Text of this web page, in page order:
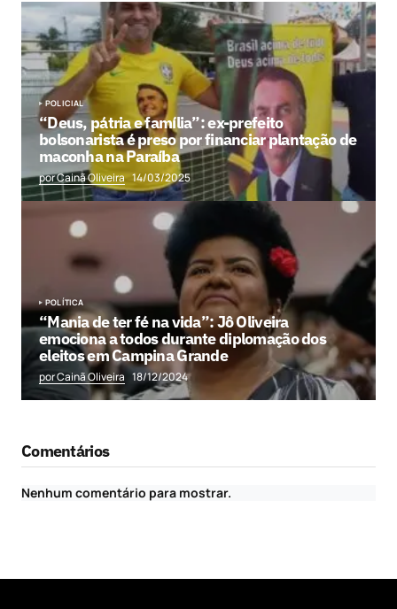
POLICIAL
“Deus, pátria e família”: ex-prefeito
bolsonarista é preso por financiar plantação de
maconha na Paraíba
por Cainã Oliveira 14/03/2025
POLÍTICA
“Mania de ter fé na vida”: Jô Oliveira
emociona a todos durante diplomação dos
eleitos em Campina Grande
por Cainã Oliveira 18/12/2024
Comentários
Nenhum comentário para mostrar.